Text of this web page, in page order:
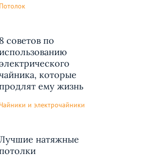
Потолок
8 советов по
электрического
которые
ему жизнь
Чайники и электрочайники
натяжные